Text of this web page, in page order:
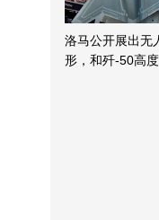
洛马公开展出无
形，和歼-50高